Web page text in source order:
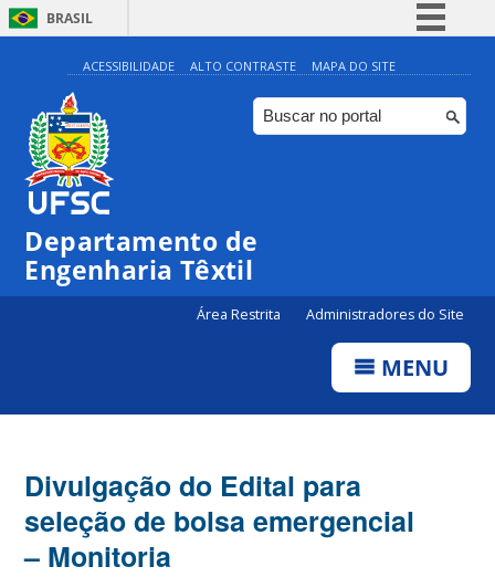
BRASIL
Simplifique!
Comunica BR
Participe
ACESSIBILIDADE ALTO CONTRASTE MAPA DO SITE
Departamento de
Engenharia Têxtil
Área Restrita Administradores do Site
MENU
Divulgação do Edital para
seleção de bolsa emergencial
– Monitoria